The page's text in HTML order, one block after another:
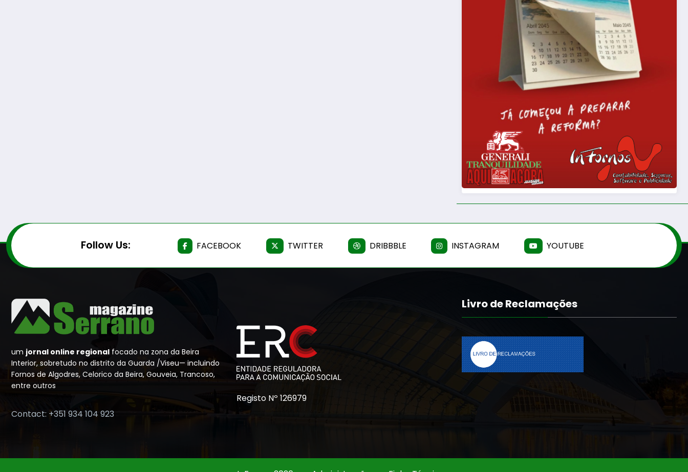
Follow Us: FACEBOOK TWITTER DRIBBBLE INSTAGRAM YOUTUBE
um jornal online regional focado na zona da Beira
Interior, sobretudo no distrito da Guarda /Viseu— incluindo
Fornos de Algodres, Celorico da Beira, Gouveia, Trancoso,
entre outros
Contact: +351 934 104 923
Registo Nº 126979
Livro de Reclamações